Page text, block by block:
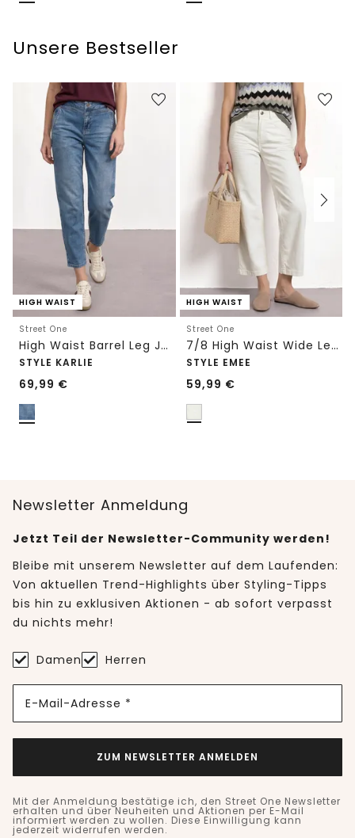
Unsere Bestseller
HIGH WAIST
Street One
High Waist Barrel Leg Jeans im Loose Fit
STYLE KARLIE
69,99 €
HIGH WAIST
Street One
7/8 High Waist Wide Leg Jeans im Loose Fit
STYLE EMEE
59,99 €
Newsletter Anmeldung
Jetzt Teil der Newsletter-Community werden!
Bleibe mit unserem Newsletter auf dem Laufenden:
Von aktuellen Trend-Highlights über Styling-Tipps
bis hin zu exklusiven Aktionen - ab sofort verpasst
du nichts mehr!
Damen Herren
E-Mail-Adresse *
ZUM NEWSLETTER ANMELDEN
Mit der Anmeldung bestätige ich, den Street One Newsletter
erhalten und über Neuheiten und Aktionen per E-Mail
informiert werden zu wollen. Diese Einwilligung kann
jederzeit widerrufen werden.